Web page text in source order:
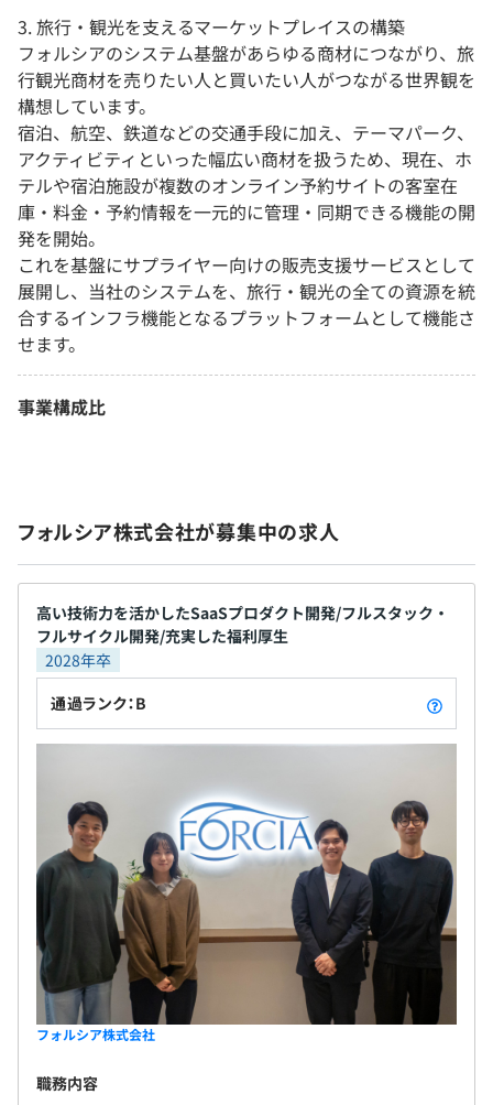
3. 旅行・観光を支えるマーケットプレイスの構築
フォルシアのシステム基盤があらゆる商材につながり、旅
行観光商材を売りたい人と買いたい人がつながる世界観を
構想しています。
宿泊、航空、鉄道などの交通手段に加え、テーマパーク、
アクティビティといった幅広い商材を扱うため、現在、ホ
テルや宿泊施設が複数のオンライン予約サイトの客室在
庫・料金・予約情報を一元的に管理・同期できる機能の開
発を開始。
これを基盤にサプライヤー向けの販売支援サービスとして
展開し、当社のシステムを、旅行・観光の全ての資源を統
合するインフラ機能となるプラットフォームとして機能さ
せます。
事業構成比
フォルシア株式会社が募集中の求人
高い技術力を活かしたSaaSプロダクト開発/フルスタック・
フルサイクル開発/充実した福利厚生
2028年卒
通過ランク：B
フォルシア株式会社
職務内容